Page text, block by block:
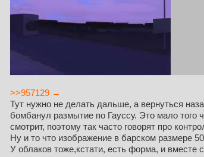
>>957129 →
Тут нужно не делать дальше, а вернуться
бомбанул размытие по Гауссу. Это мало того
смотрит, поэтому так часто говорят про
Ну и то что изображение в барском размере
У облаков тоже,кстати, есть форма, и вместе